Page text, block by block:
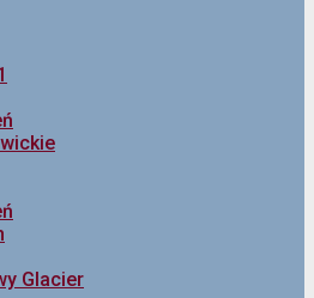
Glacier